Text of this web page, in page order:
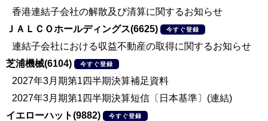
香港連結子会社の解散及び清算に関するお知らせ
ＪＡＬＣＯホールディングス(6625)
今すぐ登録
連結子会社における収益不動産の取得に関するお知らせ
芝浦機械(6104)
今すぐ登録
2027年3月期第1四半期決算補足資料
2027年3月期第1四半期決算短信〔日本基準〕(連結)
イエローハット(9882)
今すぐ登録